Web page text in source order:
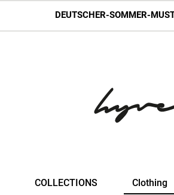
DEUTSCHER-SOMMER-
COLLECTIONS Clothing